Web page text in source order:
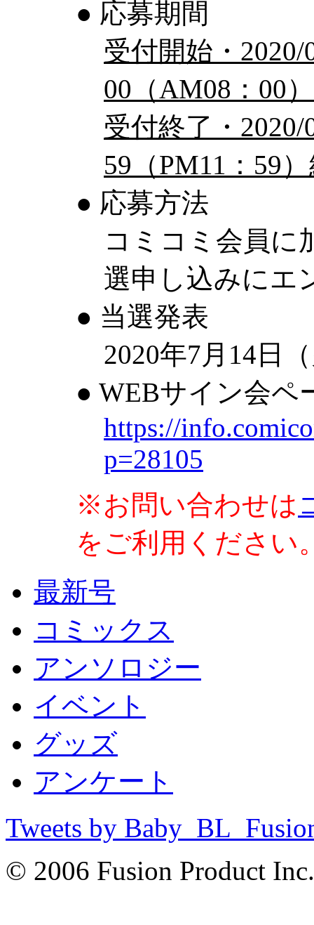
● 応募期間
受付開始・2020/
00（AM08：00
受付終了・2020/
59（PM11：59
● 応募方法
コミコミ会員に
選申し込みにエ
● 当選発表
2020年7月14日
● WEBサイン会ペ
https://
p=28105
※お問い合わせは
をご利用ください
最新号
コミックス
アンソロジー
イベント
グッズ
アンケート
Tweets by
© 2006 Fusion Product Inc.